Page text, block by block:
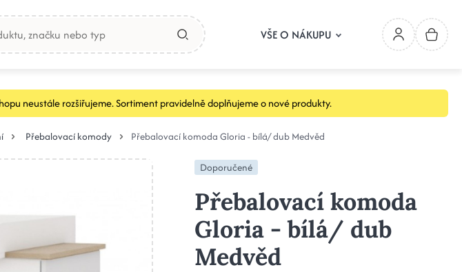
VŠE O NÁKUPU
neustále rozšiřujeme. Sortiment pravidelně doplňujeme o nové produkty.
Přebalovací komody Přebalovací komoda Gloria - bílá/ dub Medvěd
Doporučené
Přebalovací komoda
Gloria - bílá/ dub
Medvěd